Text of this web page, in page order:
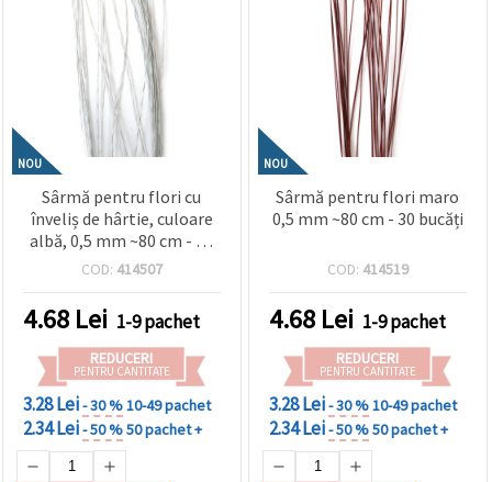
NOU
Sârmă pentru flori cu
înveliș de hârtie, culoare
albă, 0,5 mm ~80 cm - 30
bucăți
COD: 414507
4.68 Lei 1-9 pachet
REDUCERI
PENTRU CANTITATE
3.28 Lei- 30 %10-49 pachet
2.34 Lei- 50 %50 pachet +
NOU
Sârmă pentru flori maro
0,5 mm ~80 cm - 30 bucăți
COD: 414519
4.68 Lei 1-9 pachet
REDUCERI
PENTRU CANTITATE
3.28 Lei- 30 %10-49 pachet
2.34 Lei- 50 %50 pachet +